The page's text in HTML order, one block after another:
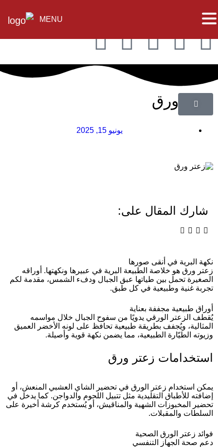
زعتر ورق
يونيو 15, 2025
شارك المقال على:
نكهة البرية في أنقى صورها
زعتر ورق هو خلاصة الطبيعة البرية في عبيرها ونكهتها. أوراقه
الصغيرة تحمل بين طياتها عبق الجبال ودفء الشمس، مقدمة لكم
تجربة غنية وطبيعية في كل طبق.
أوراق طبيعية مجففة بعناية
يُقطف الزعتر الورقي يدويًا من سفوح الجبال خلال مواسمه
المثالية، ويُجفف بطريقة طبيعية تحافظ على لونه الأخضر العميق
وزيوته الطيّارة الطبيعية، مما يضمن نكهة قوية وأصيلة.
استخدامات زعتر ورق
يمكن استخدام زعتر الورق في تحضير الشاي العشبي المنعش، أو
إضافته للأطباق التقليدية مثل تتبيل اللحوم والدواجن. كما يدخل في
تحضير المخبوزات الشهية والمناقيش، أو يُستخدم كرشة أخيرة على
السلطات والمقبلات.
فوائد زعتر الورق الصحية
دعم صحة الجهاز التنفسي
MENU